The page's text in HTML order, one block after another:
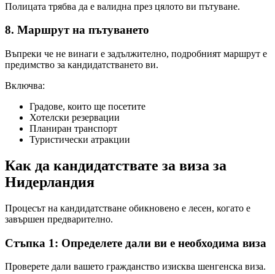
Полицата трябва да е валидна през цялото ви пътуване.
8. Маршрут на пътуването
Въпреки че не винаги е задължително, подробният маршрут е
предимство за кандидатстването ви.
Включва:
Градове, които ще посетите
Хотелски резервации
Планиран транспорт
Туристически атракции
Как да кандидатствате за виза за
Нидерландия
Процесът на кандидатстване обикновено е лесен, когато е
завършен предварително.
Стъпка 1: Определете дали ви е необходима виза
Проверете дали вашето гражданство изисква шенгенска виза.